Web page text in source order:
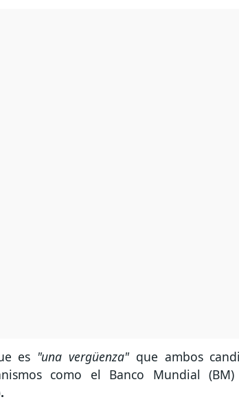
es "una vergüenza"que ambos
como el Banco Mundial (BM)